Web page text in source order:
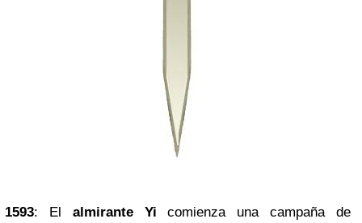
1593: El almirante Yi comienza una campaña de